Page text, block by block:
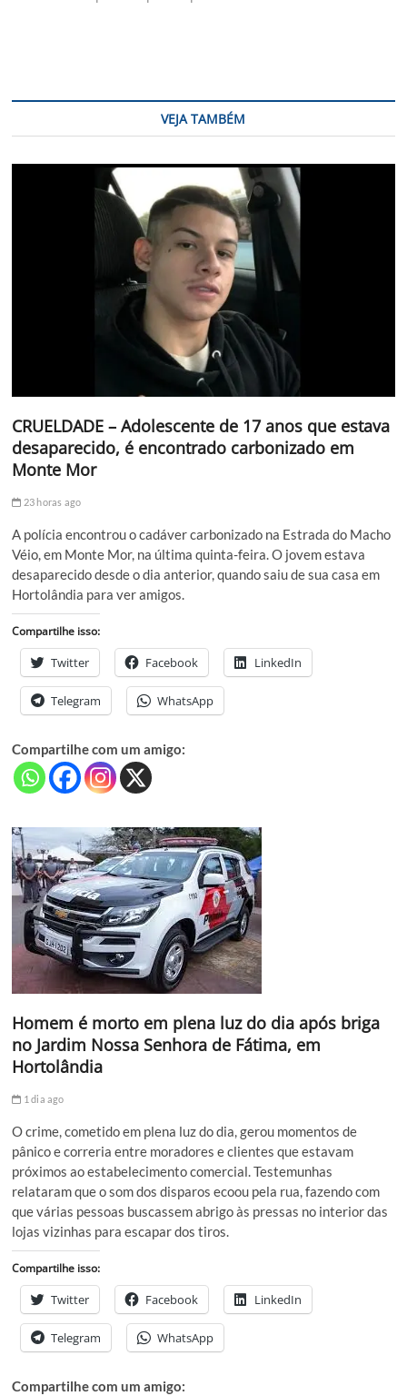
VEJA TAMBÉM
CRUELDADE – Adolescente de 17 anos que estava
desaparecido, é encontrado carbonizado em
Monte Mor
23 horas ago
A polícia encontrou o cadáver carbonizado na Estrada do Macho
Véio, em Monte Mor, na última quinta-feira. O jovem estava
desaparecido desde o dia anterior, quando saiu de sua casa em
Hortolândia para ver amigos.
Compartilhe isso:
Twitter Facebook LinkedIn
Telegram WhatsApp
Compartilhe com um amigo:
Homem é morto em plena luz do dia após briga
no Jardim Nossa Senhora de Fátima, em
Hortolândia
1 dia ago
O crime, cometido em plena luz do dia, gerou momentos de
pânico e correria entre moradores e clientes que estavam
próximos ao estabelecimento comercial. Testemunhas
relataram que o som dos disparos ecoou pela rua, fazendo com
que várias pessoas buscassem abrigo às pressas no interior das
lojas vizinhas para escapar dos tiros.
Compartilhe isso:
Twitter Facebook LinkedIn
Telegram WhatsApp
Compartilhe com um amigo: